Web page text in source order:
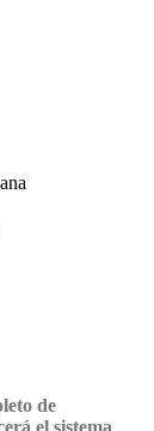
de
el sistema